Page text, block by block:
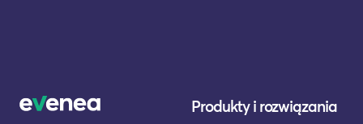
Produkty i rozwiązania